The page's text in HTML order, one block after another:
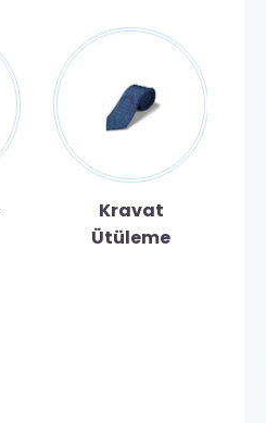
Kravat
Ütüleme